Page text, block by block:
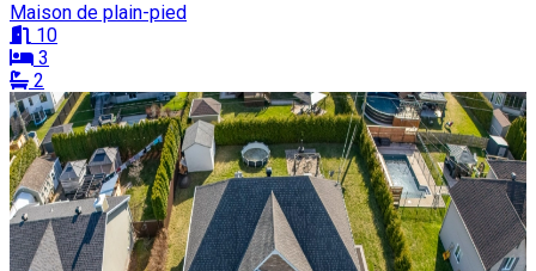
Maison de plain-pied
10
3
2